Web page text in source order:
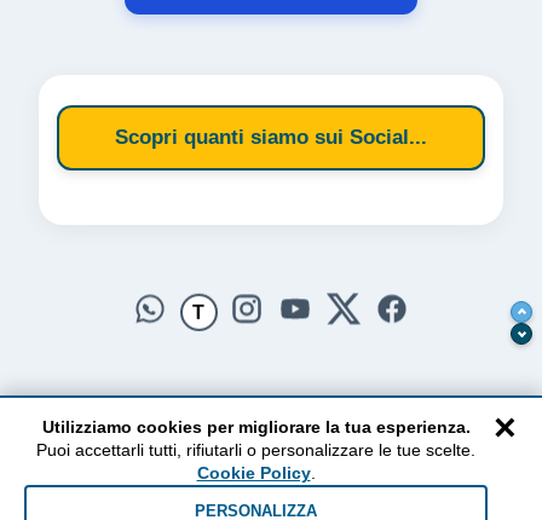
Scopri quanti siamo sui Social...
T
AlzogliOcchiversoilCielo
Dal 2010 ad oggi • Testi e pensieri tra terra e cielo
×
Utilizziamo cookies per migliorare la tua esperienza.
Puoi accettarli tutti, rifiutarli o personalizzare le tue scelte.
Cookie Policy.
PERSONALIZZA